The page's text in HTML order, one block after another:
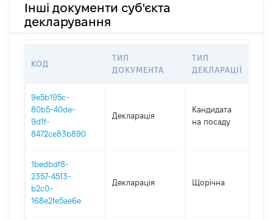
Інші документи суб'єкта
декларування
КОД
ТИП
ДОКУМЕНТА
ТИП
ДЕКЛАРАЦІЇ
9e5b195c-
80b5-40de-
9d1f-
8472ce83b890
Декларація
Кандидата
на посаду
1bedbdf8-
2357-4513-
b2c0-
168e2fe5ae6e
Декларація Щорічна